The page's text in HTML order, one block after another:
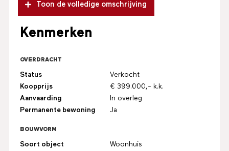
Toon de volledige omschrijving
Kenmerken
OVERDRACHT
Status
Verkocht
Koopprijs
€ 399.000,- k.k.
Aanvaarding
In overleg
Permanente bewoning
Ja
BOUWVORM
Soort object
Woonhuis